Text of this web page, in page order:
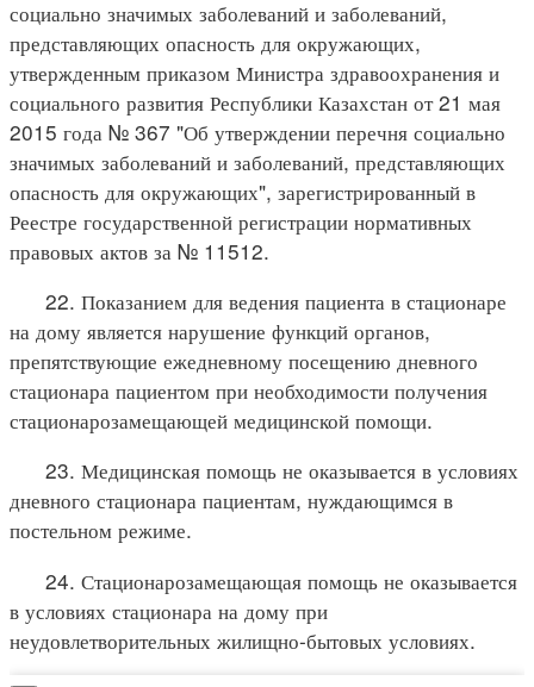
социально значимых заболеваний и заболеваний,
представляющих опасность для окружающих,
утвержденным приказом Министра здравоохранения и
социального развития Республики Казахстан от 21 мая
2015 года № 367 "Об утверждении перечня социально
значимых заболеваний и заболеваний, представляющих
опасность для окружающих", зарегистрированный в
Реестре государственной регистрации нормативных
правовых актов за № 11512.
22. Показанием для ведения пациента в стационаре
на дому является нарушение функций органов,
препятствующие ежедневному посещению дневного
стационара пациентом при необходимости получения
стационарозамещающей медицинской помощи.
23. Медицинская помощь не оказывается в условиях
дневного стационара пациентам, нуждающимся в
постельном режиме.
24. Стационарозамещающая помощь не оказывается
в условиях стационара на дому при
неудовлетворительных жилищно-бытовых условиях.